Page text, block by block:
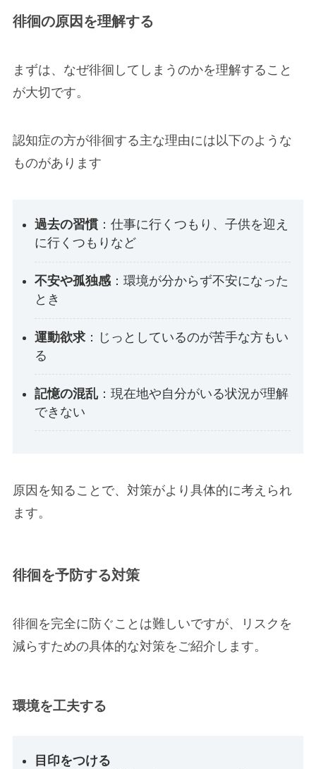
徘徊の原因を理解する
まずは、なぜ徘徊してしまうのかを理解すること
が大切です。
認知症の方が徘徊する主な理由には以下のような
ものがあります
過去の習慣 ：仕事に行くつもり、子供を迎え
に行くつもりなど
不安や孤独感：環境が分からず不安になった
とき
運動欲求 ：じっとしているのが苦手な方もい
る
記憶の混乱 ：現在地や自分がいる状況が理解
できない
原因を知ることで、対策がより具体的に考えられ
ます。
徘徊を予防する対策
徘徊を完全に防ぐことは難しいですが、リスクを
減らすための具体的な対策をご紹介します。
環境を工夫する
目印をつける